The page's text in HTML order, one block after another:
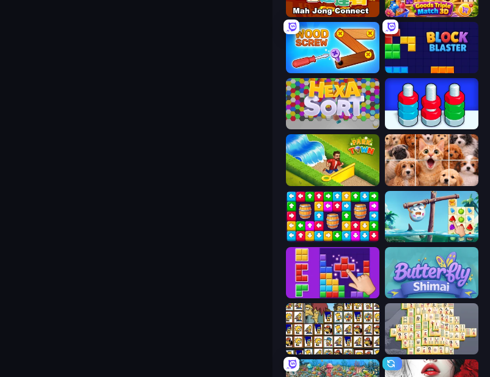
Mahjong Connect (Legacy) Goods Triple Match 3D
Wood Screw: Bolts Puzzle Block Blaster
Park Town Jigpic Solitaire
Tap Away Story Sugar Heroes
BlockBuster Puzzle Butterfly Shimai
Tiles of the Simpsons Mahjong Online